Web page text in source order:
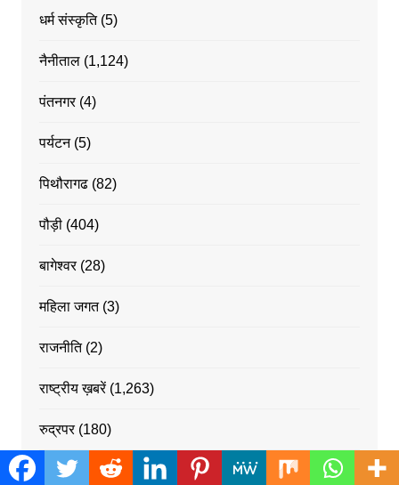
धर्म संस्कृति(5)
नैनीताल(1,124)
पंतनगर(4)
पर्यटन(5)
पिथौरागढ(82)
पौड़ी(404)
बागेश्वर(28)
महिला जगत(3)
राजनीति(2)
राष्ट्रीय ख़बरें(1,263)
रुद्रपर(180)
रुद्रपुर(69)